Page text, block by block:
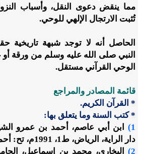
مما ينقض دعوى النقل، وأسباب
تُثبت الارتجال الإلهي للوحي.
الحاصل أنه لا توجد شبهة تاريخية
النبي صلى الله عليه وسلم من ورقة أو
الوحي القرآني مستقل.
قائمة المصادر والمراجع
* القرآن الكريم.
* كتب السنة وما يتعلق بها:
1)
ابن أبي عاصم، أحمد بن عمرو
دار الراية، الرياض، ط1، 1991م، تح: أحمد الجوابرة.
2)
البخاري، محمد بن إسماعيل،